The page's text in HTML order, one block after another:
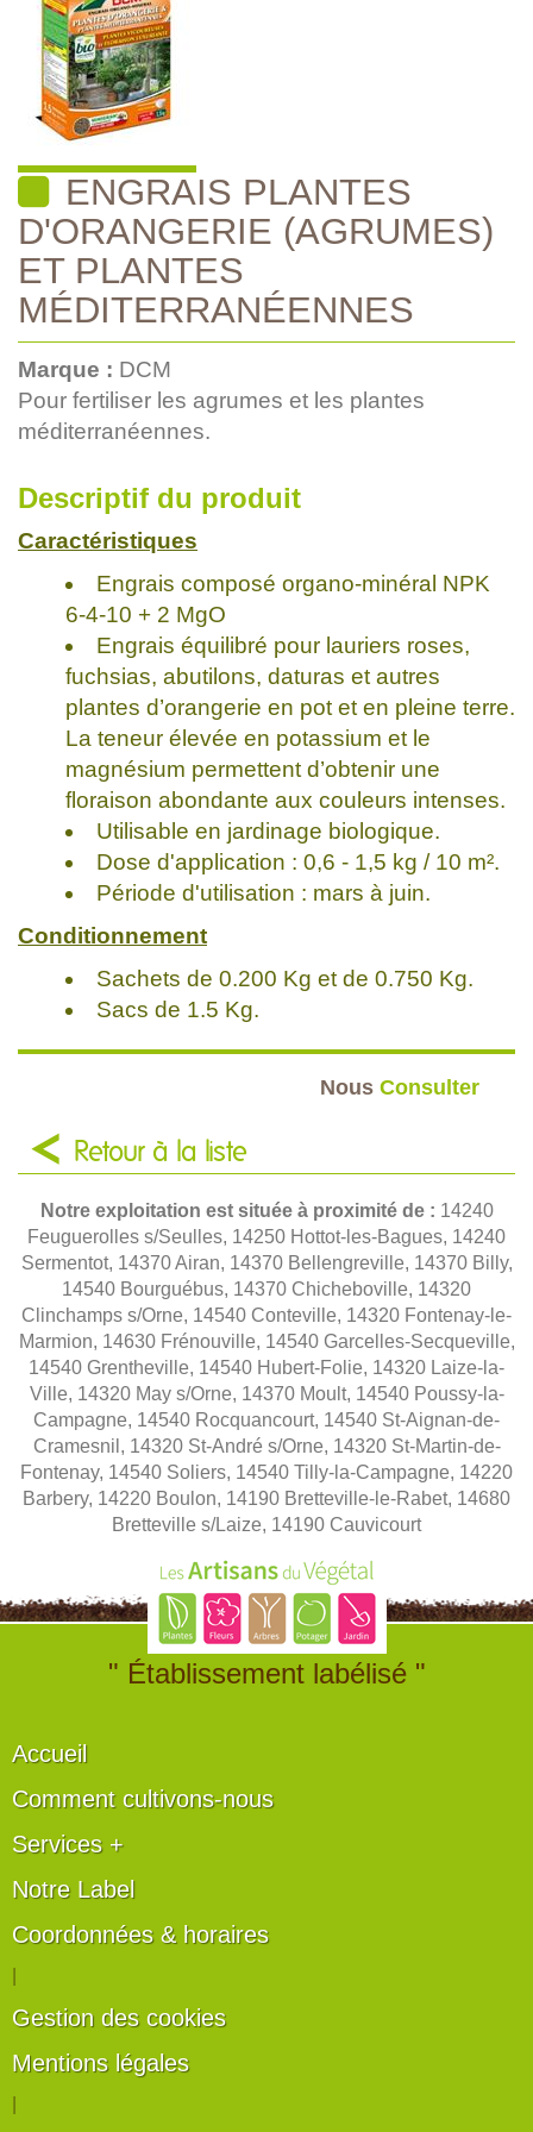
ENGRAIS PLANTES
D'ORANGERIE (AGRUMES)
ET PLANTES
MÉDITERRANÉENNES
Marque : DCM
Pour fertiliser les agrumes et les plantes
méditerranéennes.
Descriptif du produit
Caractéristiques
Engrais composé organo-minéral NPK
6-4-10 + 2 MgO
Engrais équilibré pour lauriers roses,
fuchsias, abutilons, daturas et autres
plantes d’orangerie en pot et en pleine terre.
La teneur élevée en potassium et le
magnésium permettent d’obtenir une
floraison abondante aux couleurs intenses.
Utilisable en jardinage biologique.
Dose d'application : 0,6 - 1,5 kg / 10 m².
Période d'utilisation : mars à juin.
Conditionnement
Sachets de 0.200 Kg et de 0.750 Kg.
Sacs de 1.5 Kg.
Nous Consulter
Retour à la liste
Notre exploitation est située à proximité de : 14240
Feuguerolles s/Seulles, 14250 Hottot-les-Bagues, 14240
Sermentot, 14370 Airan, 14370 Bellengreville, 14370 Billy,
14540 Bourguébus, 14370 Chicheboville, 14320
Clinchamps s/Orne, 14540 Conteville, 14320 Fontenay-le-
Marmion, 14630 Frénouville, 14540 Garcelles-Secqueville,
14540 Grentheville, 14540 Hubert-Folie, 14320 Laize-la-
Ville, 14320 May s/Orne, 14370 Moult, 14540 Poussy-la-
Campagne, 14540 Rocquancourt, 14540 St-Aignan-de-
Cramesnil, 14320 St-André s/Orne, 14320 St-Martin-de-
Fontenay, 14540 Soliers, 14540 Tilly-la-Campagne, 14220
Barbery, 14220 Boulon, 14190 Bretteville-le-Rabet, 14680
Bretteville s/Laize, 14190 Cauvicourt
" Établissement labélisé "
Accueil
Comment cultivons-nous
Services +
Notre Label
Coordonnées & horaires
Gestion des cookies
Mentions légales